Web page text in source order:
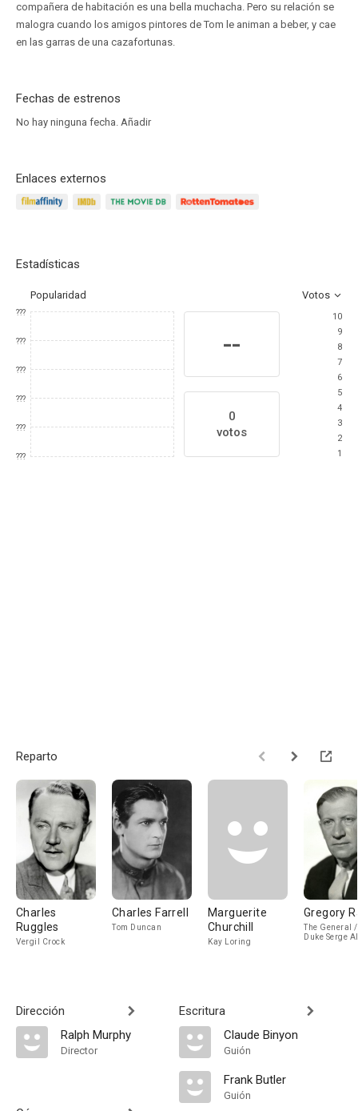
compañera de habitación es una bella muchacha. Pero su relación se
malogra cuando los amigos pintores de Tom le animan a beber, y cae
en las garras de una cazafortunas.
Fechas de estrenos
No hay ninguna fecha. Añadir
Enlaces externos
Estadísticas
Popularidad Votos
???
???
???
???
???
???
--
0
votos
10
9
8
7
6
5
4
3
2
1
Reparto
Charles
Ruggles
Vergil Crock
Charles Farrell
Tom Duncan
Marguerite
Churchill
Kay Loring
Gregory
The General
Duke Serge
Dirección
Ralph Murphy
Director
Escritura
Claude Binyon
Guión
Frank Butler
Guión